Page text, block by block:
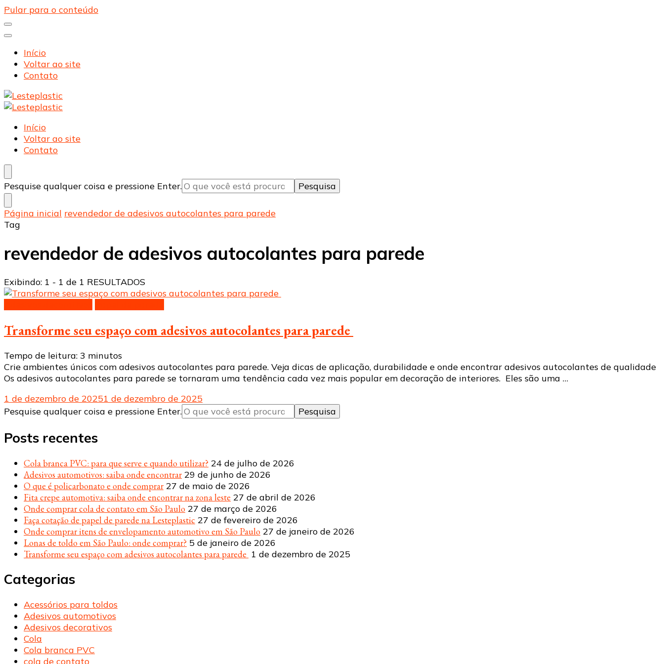
Pular para o conteúdo
Início
Voltar ao site
Contato
Lesteplastic
Blog – Lesteplastic
Lesteplastic
Blog – Lesteplastic
Início
Voltar ao site
Contato
Procurando
algo?
Pesquise qualquer coisa e pressione Enter.
Página inicial revendedor de adesivos autocolantes para parede
Tag
revendedor de adesivos autocolantes para parede
Exibindo: 1 - 1 de 1 RESULTADOS
Transforme seu espaço com adesivos autocolantes para parede
Tempo de leitura: 3 minutos
Crie ambientes únicos com adesivos autocolantes para parede. Veja dicas de aplicação, durabilidade e onde encontrar adesivos autocolantes de qualidade
Os adesivos autocolantes para parede se tornaram uma tendência cada vez mais popular em decoração de interiores. Eles são uma …
1 de dezembro de 20251 de dezembro de 2025
Procurando
Pesquise qualquer coisa e pressione Enter.
Posts recentes
Cola branca PVC: para que serve e quando utilizar? 24 de julho de 2026
Adesivos automotivos: saiba onde encontrar 29 de junho de 2026
O que é policarbonato e onde comprar 27 de maio de 2026
Fita crepe automotiva: saiba onde encontrar na zona leste 27 de abril de 2026
Onde comprar cola de contato em São Paulo 27 de março de 2026
Faça cotação de papel de parede na Lesteplastic 27 de fevereiro de 2026
Onde comprar itens de envelopamento automotivo em São Paulo 27 de janeiro de 2026
Lonas de toldo em São Paulo: onde comprar? 5 de janeiro de 2026
Transforme seu espaço com adesivos autocolantes para parede 1 de dezembro de 2025
Categorias
Acessórios para toldos
Adesivos automotivos
Adesivos decorativos
Cola
Cola branca PVC
cola de contato